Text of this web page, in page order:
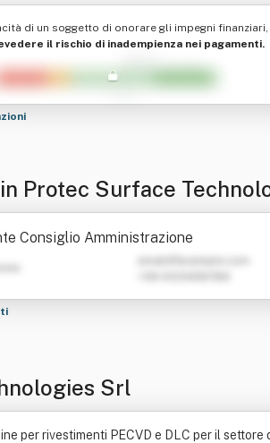
di un soggetto di onorare gli impegni finanziari,
il rischio di inadempienza nei pagamenti.
Protec Surface
Consiglio Amministrazione
Srl
per rivestimenti PECVD e DLC per il